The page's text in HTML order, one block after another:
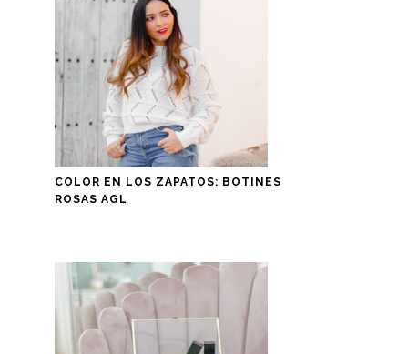
COLOR EN LOS ZAPATOS: BOTINES
ROSAS AGL